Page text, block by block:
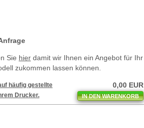
Sie hier damit wir Ihnen ein Angebot für Ihr
zukommen lassen können.
häufig gestellte
Drucker.
0,00 EUR
IN DEN WARENKORB